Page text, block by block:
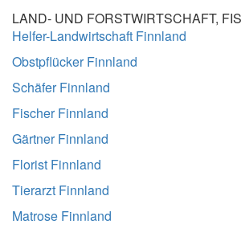
LAND- UND FORSTWIRTSCHAFT,
Helfer-Landwirtschaft Finnland
Obstpflücker Finnland
Schäfer Finnland
Fischer Finnland
Gärtner Finnland
Florist Finnland
Tierarzt Finnland
Matrose Finnland